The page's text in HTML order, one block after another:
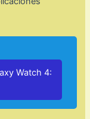
Watch 4: